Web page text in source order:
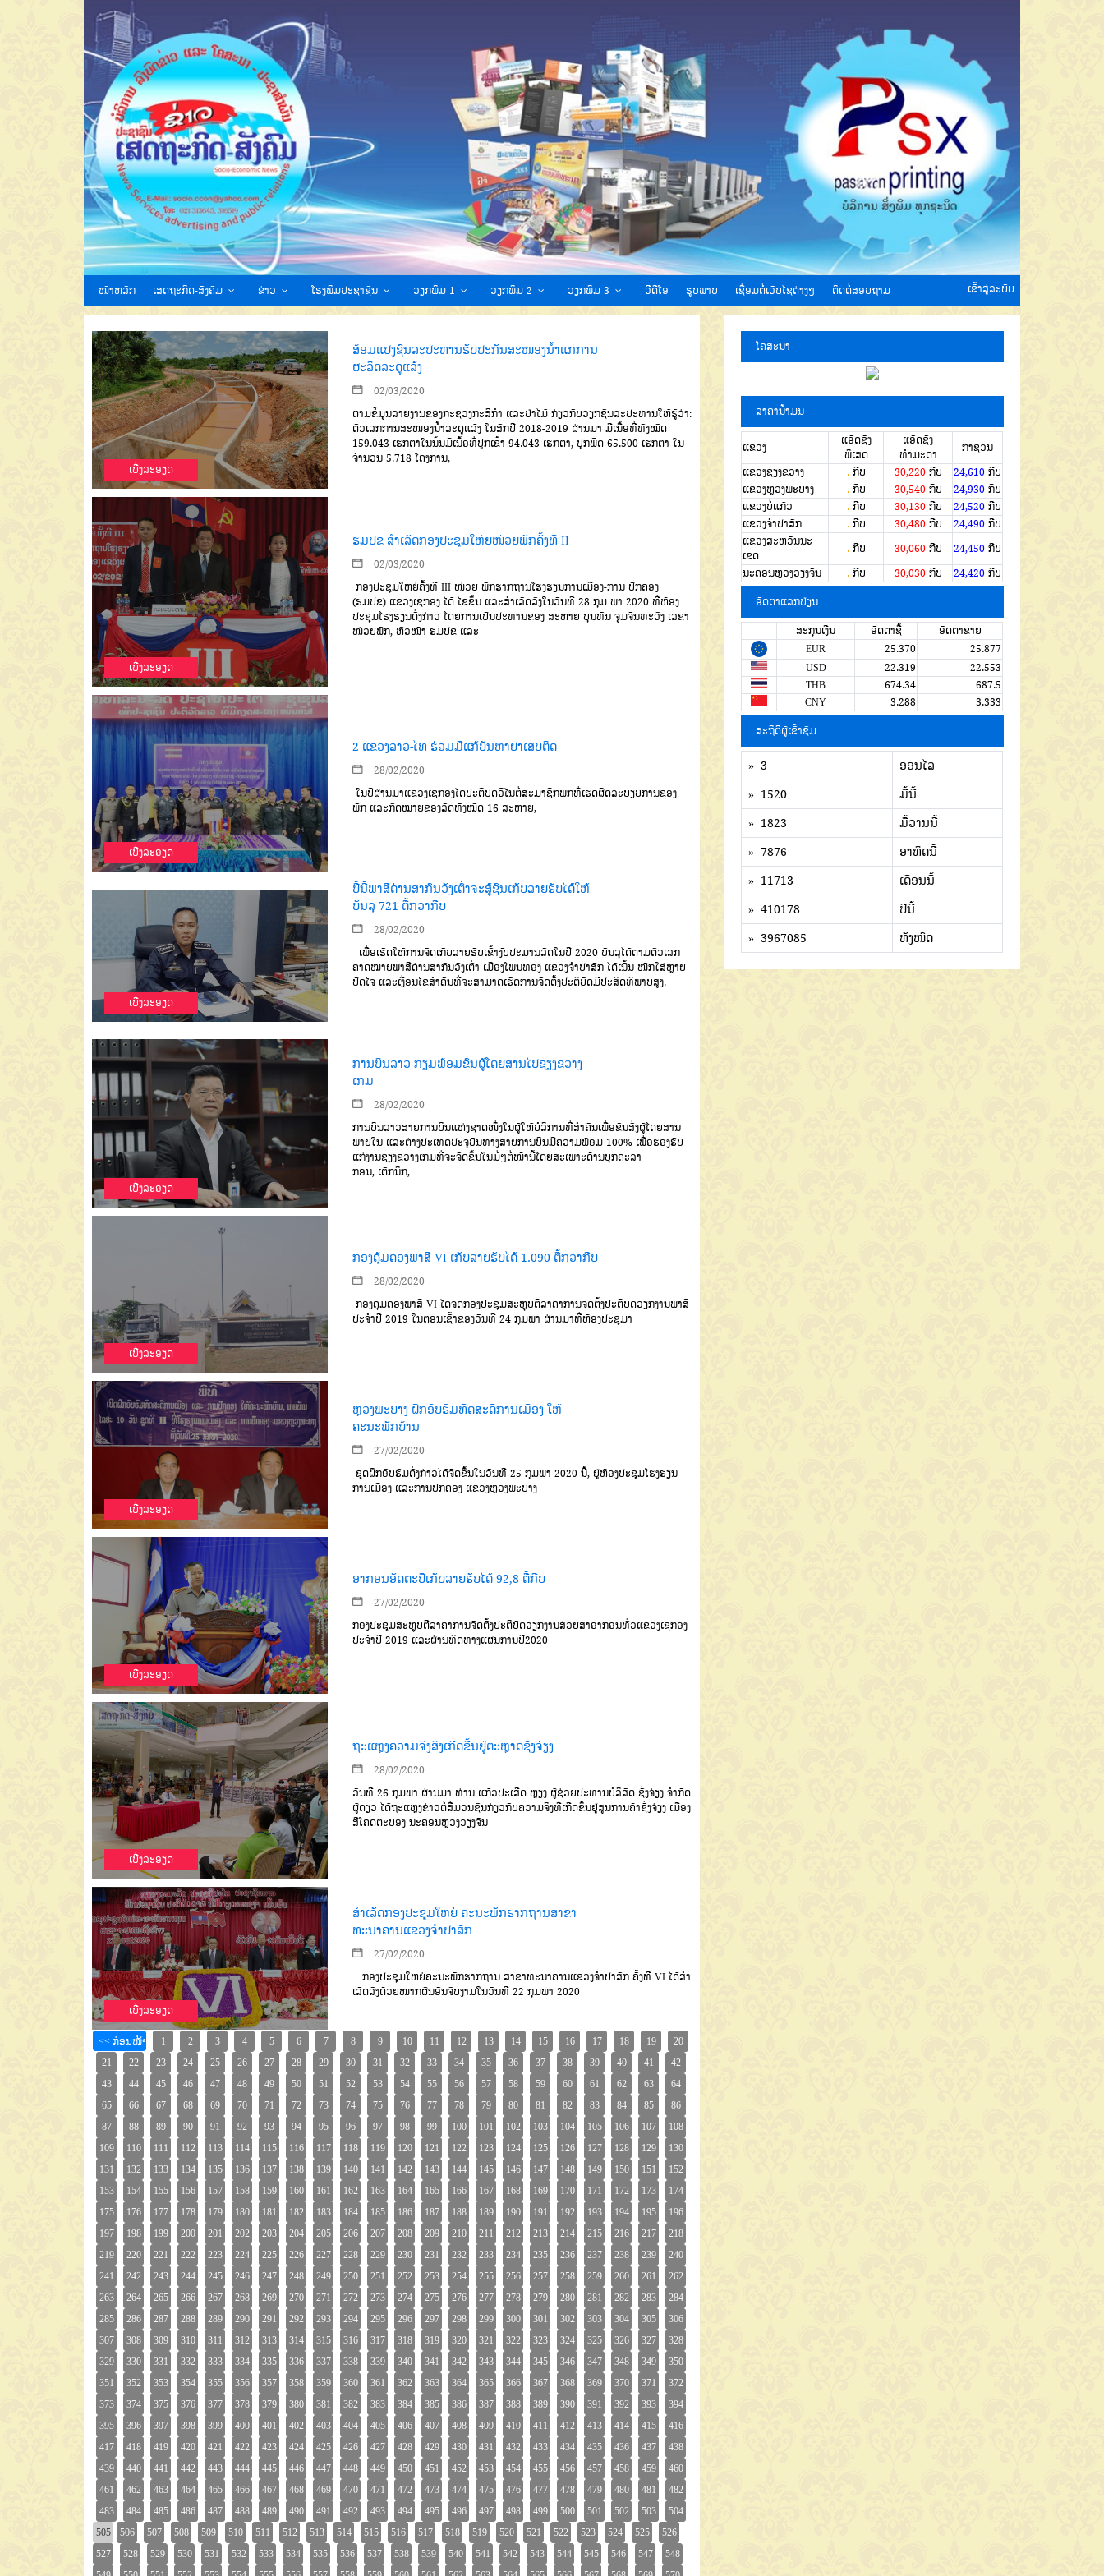
ໜ້າຫລັກ ເສດຖະກິດ-ສັງຄົມ ຂ່າວ ໂຮງພິມປະຊາຊົນ ວຽກພິມ 1 ວຽກພິມ 2 ວຽກພິມ 3 ວີດີໂອ ຮູບພາບ ເຊື່ອມຕໍ່ເວັບໄຊຕ່າງໆ ຕິດຕໍ່ສອບຖາມ ເຂົ້າສູ່ລະບົບ
ເບີ່ງລະອຽດ
ສ້ອມແປງຊົນລະປະທານຮັບປະກັນສະໜອງນໍ້າແກ່ການ
ຜະລິດລະດູແລ້ງ
02/03/2020
ຕາມຂໍ້ມູນລາຍງານຂອງກະຊວງກະສິກໍາ ແລະປ່າໄມ້ ກ່ຽວກັບວຽກຊົນລະປະທານໃຫ້ຮູ້ວ່າ:
ຕົວເລກການສະໜອງນໍ້າລະດູແລ້ງ ໃນສົກປີ 2018-2019 ຜ່ານມາ ມີເນື້ອທີ່ທັງໝົດ
159.043 ເຮັກຕາໃນນັ້ນມີເນື້ອທີ່ປູກເຂົ້າ 94.043 ເຮັກຕາ, ປູກພືດ 65.500 ເຮັກຕາ ໃນ
ຈໍານວນ 5.718 ໂຄງການ,
ເບີ່ງລະອຽດ
ຮມປຂ ສໍາເລັດກອງປະຊຸມໃຫ່ຍໜ່ວຍພັກຄັ້ງທີ II
02/03/2020
ກອງປະຊຸມໃຫຍ່ຄັ້ງທີ III ໜ່ວຍ ພັກຮາກຖານໂຮງຮຽນການເມືອງ-ການ ປົກຄອງ
(ຮມປຂ) ແຂວງເຊກອງ ໄດ້ ໄຂຂຶ້ນ ແລະສໍາເລັດລົງໃນວັນທີ 28 ກຸມ ພາ 2020 ທີ່ຫ້ອງ
ປະຊຸມໂຮງຮຽນດັ່ງກ່າວ ໂດຍການເປັນປະທານຂອງ ສະຫາຍ ບຸນທັນ ຈູມຈັນທະວົງ ເລຂາ
ໜ່ວຍພັກ, ຫົວໜ້າ ຮມປຂ ແລະ
ເບີ່ງລະອຽດ
2 ແຂວງລາວ-ໄທ ຮ່ວມມືແກ້ບັນຫາຢາເສບຕິດ
28/02/2020
ໃນປີຜ່ານມາແຂວງເຊກອງໄດ້ປະຕິບັດວິໄນຕໍ່ສະມາຊິກພັກທີ່ເຮັດຜິດລະບຽບການຂອງ
ພັກ ແລະກົດໝາຍຂອງລັດທັງໝົດ16 ສະຫາຍ,
ເບີ່ງລະອຽດ
ປີ້ນີ້ພາສີດ່ານສາກົນວັງເຕົ່າຈະສູ້ຊົນເກັບລາຍຮັບໄດ້ໃຫ້
ບັນລຸ 721 ຕື້ກວ່າກີບ
28/02/2020
ເພື່ອເຮັດໃຫ້ການຈັດເກັບລາຍຮັບເຂົ້າງົບປະມານລັດໃນປີ2020 ບັນລຸໄດ້ຕາມຕົວເລກ
ຄາດໝາຍພາສີດ່ານສາກົນວັງເຕົ່າ ເມືອງໂພນທອງ ແຂວງຈໍາປາສັກ ໄດ້ເນັ້ນ ໜັກໃສ່ຫຼາຍ
ປັດໄຈ ແລະເງື່ອນໄຂສໍາຄັນທີ່ຈະສາມາດເຮັດການຈັດຕັ້ງປະຕິບັດມີປະສິດທິພາບສູງ.
ເບີ່ງລະອຽດ
ການບິນລາວ ກຽມພ້ອມຂົນຜູ້ໂດຍສານໄປຊຽງຂວາງ
ເກມ
28/02/2020
ການບິນລາວສາຍການບິນແຫ່ງຊາດໜຶ່ງໃນຜູ້ໃຫ້ບໍລິການທີ່ສຳຄັນເພື່ອຂົນສົ່ງຜູ້ໂດຍສານ
ພາຍໃນ ແລະຕ່າງປະເທດປະຈຸບັນທາງສາຍການບິນມີຄວາມພ້ອມ100% ເພື່ອຮອງຮັບ
ແກ່ງານຊຽງຂວາງເກມທີ່ຈະຈັດຂຶ້ນໃນມໍ່ໆຕໍ່ໜ້ານີ້ໂດຍສະເພາະດ້ານບຸກຄະລາ
ກອນ, ເຕັກນິກ,
ເບີ່ງລະອຽດ
ກອງຄຸ້ມຄອງພາສີ VI ເກັບລາຍຮັບໄດ້ 1.090 ຕື້ກວ່າກີບ
28/02/2020
ກອງຄຸ້ມຄອງພາສີVI ໄດ້ຈັດກອງປະຊຸມສະຫຼຸບຕີລາຄາການຈັດຕັ້ງປະຕິບັດວຽກງານພາສີ
ປະຈໍາປີ2019 ໃນຕອນເຊົ້າຂອງວັນທີ24 ກຸມພາ ຜ່ານມາທີ່ຫ້ອງປະຊຸມາ
ເບີ່ງລະອຽດ
ຫຼວງພະບາງ ຝຶກອົບຮົມທິດສະດີການເມືອງ ໃຫ້
ຄະນະພັກບ້ານ
27/02/2020
ຊຸດຝຶກອົບຮົມດັ່ງກ່າວໄດ້ຈັດຂຶ້ນໃນວັນທີ25 ກຸມພາ 2020 ນີ້, ຢູ່ຫ້ອງປະຊຸມໂຮງຮຽນ
ການເມືອງ ແລະການປົກຄອງ ແຂວງຫຼວງພະບາງ
ເບີ່ງລະອຽດ
ອາກອນອັດຕະປືເກັບລາຍຮັບໄດ້ 92,8 ຕື້ກີບ
27/02/2020
ກອງປະຊຸມສະຫຼຸບຕີລາຄາການຈັດຕັ້ງປະຕິບັດວຽກງານສ່ວຍສາອາກອນທົ່ວແຂວງເຊກອງ
ປະຈຳປີ2019 ແລະຜ່ານທິດທາງແຜນການປີ2020
ເບີ່ງລະອຽດ
ຖະແຫຼງຄວາມຈິງສິ່ງເກີດຂື້ນຢູ່ຕະຫຼາດຊັ່ງຈ່ຽງ
28/02/2020
ວັນທີ26 ກຸມພາ ຜ່ານມາ ທ່ານ ແກ້ວປະເສີດ ຫຼຽງ ຜູ້ຊ່ວຍປະທານບໍລິສັດ ຊັ່ງຈ່ຽງ ຈຳກັດ
ຜູ້ດຽວ ໄດ້ຖະແຫຼງຂ່າວຕໍ່ສື່ມວນຊົນກ່ຽວກັບຄວາມຈິງທີ່ເກີດຂຶ້ນຢູ່ສູນການຄ້າຊັ່ງຈ່ຽງ ເມືອງ
ສີໂຄດຕະບອງ ນະຄອນຫຼວງວຽງຈັນ
ເບີ່ງລະອຽດ
ສຳເລັດກອງປະຊຸມໃຫຍ່ ຄະນະພັກຮາກຖານສາຂາ
ທະນາຄານແຂວງຈຳປາສັກ
27/02/2020
ກອງປະຊຸມໃຫຍ່ຄະນະພັກຮາກຖານ ສາຂາທະນາຄານແຂວງຈຳປາສັກ ຄັ້ງທີVI ໄດ້ສໍາ
ເລັດລົງດ້ວຍໝາກຜົນອັນຈົບງາມໃນວັນທີ22 ກຸມພາ 2020
ໂຄສະນາ
ລາຄານໍ້າມັນ
ແຂວງ
ແອັດຊັງ
ພິເສດ
ແອັດຊັງ
ທຳມະດາ
ກາຊວນ
ແຂວງຊຽງຂວາງ
.ກີບ 30,220ກີບ 24,610 ກີບ
ແຂວງຫຼວງພະບາງ
.ກີບ 30,540ກີບ 24,930 ກີບ
ແຂວງບໍ່ແກ້ວ
.ກີບ 30,130ກີບ 24,520 ກີບ
ແຂວງຈໍາປາສັກ
.ກີບ 30,480ກີບ 24,490 ກີບ
ແຂວງສະຫວັນນະ
ເຂດ
.ກີບ 30,060ກີບ 24,450 ກີບ
ນະຄອນຫຼວງວຽງຈັນ
.ກີບ 30,030ກີບ 24,420 ກີບ
ອັດຕາແລກປ່ຽນ
ສະກຸນເງີນ ອັດຕາຊື້
ອັດຕາຂາຍ
EUR
25.370
25.877
USD
22.319
22.553
THB
674.34
687.5
CNY
3.288 3.333
ສະຖິຕິຜູ້ເຂົ້າຊົມ
» 3
ອອນໄລ
» 1520
ມື້ນີ້
» 1823
ມື້ວານນີ້
» 7876
ອາທິດນີ້
» 11713
ເດືອນນີ້
» 410178
ປີນີ້
» 3967085
ທັງໜົດ